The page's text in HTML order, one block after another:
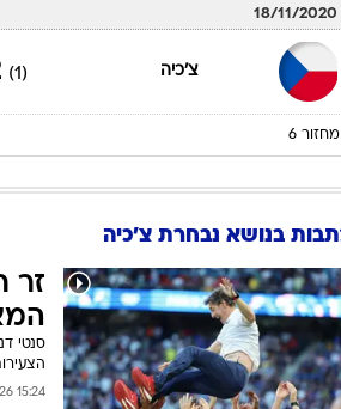
מחזור 4
15/11/2020
צ'כיה (1)
18/11/2020
צ'כיה (1)
מחזור 6